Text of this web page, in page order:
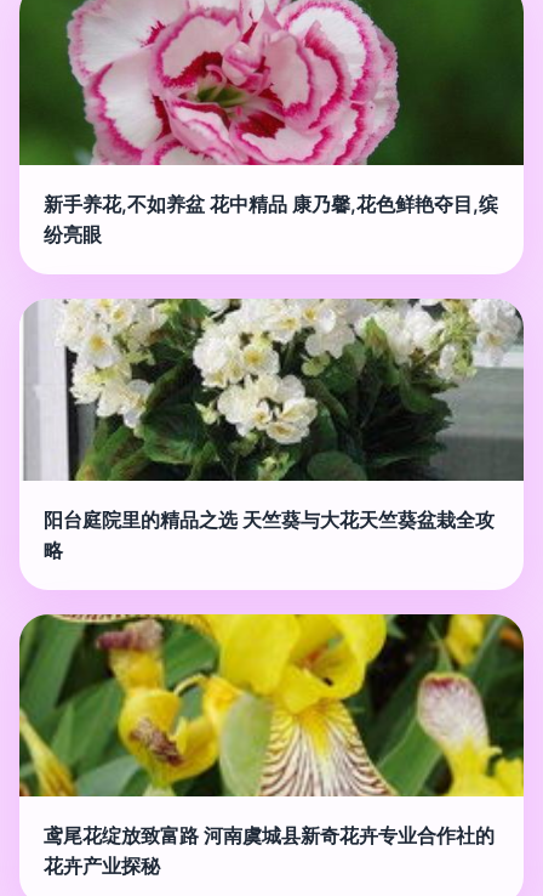
新手养花,不如养盆 花中精品 康乃馨,花色鲜艳夺目,缤
纷亮眼
阳台庭院里的精品之选 天竺葵与大花天竺葵盆栽全攻
略
鸢尾花绽放致富路 河南虞城县新奇花卉专业合作社的
花卉产业探秘